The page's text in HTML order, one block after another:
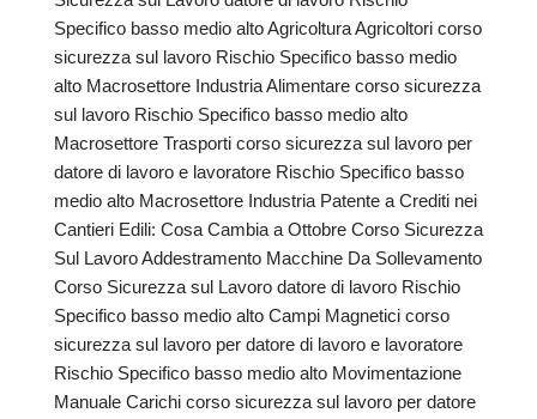
Specifico basso medio alto Agricoltura Agricoltori corso
sicurezza sul lavoro Rischio Specifico basso medio
alto Macrosettore Industria Alimentare corso sicurezza
sul lavoro Rischio Specifico basso medio alto
Macrosettore Trasporti corso sicurezza sul lavoro per
datore di lavoro e lavoratore Rischio Specifico basso
medio alto Macrosettore Industria Patente a Crediti nei
Cantieri Edili: Cosa Cambia a Ottobre Corso Sicurezza
Sul Lavoro Addestramento Macchine Da Sollevamento
Corso Sicurezza sul Lavoro datore di lavoro Rischio
Specifico basso medio alto Campi Magnetici corso
sicurezza sul lavoro per datore di lavoro e lavoratore
Rischio Specifico basso medio alto Movimentazione
Manuale Carichi corso sicurezza sul lavoro per datore